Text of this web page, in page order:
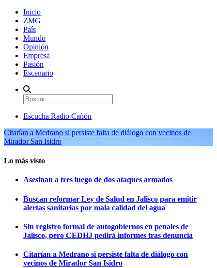
Inicio
ZMG
País
Mundo
Opinión
Empresa
Pasión
Escenario
Escucha Radio Cañón
Citarían a Medrano si persiste falta de diálogo con vecinos de
Mirador San Isidro
Lo más visto
Asesinan a tres luego de dos ataques armados
Buscan reformar Ley de Salud en Jalisco para emitir
alertas sanitarias por mala calidad del agua
Sin registro formal de autogobiernos en penales de
Jalisco, pero CEDHJ pedirá informes tras denuncia
Citarían a Medrano si persiste falta de diálogo con
vecinos de Mirador San Isidro